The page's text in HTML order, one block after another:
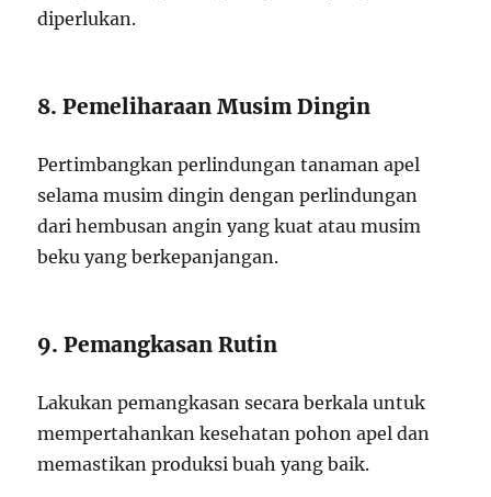
diperlukan.
8. Pemeliharaan Musim Dingin
Pertimbangkan perlindungan tanaman apel
selama musim dingin dengan perlindungan
dari hembusan angin yang kuat atau musim
beku yang berkepanjangan.
9. Pemangkasan Rutin
Lakukan pemangkasan secara berkala untuk
mempertahankan kesehatan pohon apel dan
memastikan produksi buah yang baik.